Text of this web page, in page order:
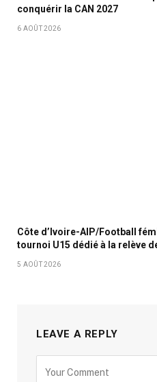
conquérir la CAN 2027
6 AOÛT 2026
Côte d’Ivoire-AIP/Football
tournoi U15 dédié à la relève
5 AOÛT 2026
LEAVE A REPLY